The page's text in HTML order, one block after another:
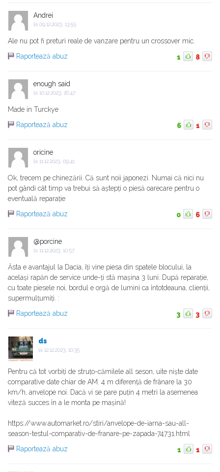
Andrei
la 09.12.2023, 13:55
Ale nu pot fi preturi reale de vanzare pentru un crossover mic.
Raportează abuz
1 8
enough said
la 10.12.2023, 16:47
Made in Turckye
Raportează abuz
6 1
oricine
la 11.12.2023, 09:41
Ok, trecem pe chinezării. Că sunt noii japonezi. Numai că nici nu
pot gândi cât timp va trebui să aștepți o piesă oarecare pentru o
eventuală reparație
Raportează abuz
0 6
@porcine
la 11.12.2023, 10:57
Ăsta e avantajul la Dacia, îți vine piesa din spatele blocului, la
același rapăn de service unde-ți stă mașina 3 luni. După reparație,
cu toate piesele noi, bordul e orgă de lumini ca întotdeauna, clienții,
supermulțumiți. :
Raportează abuz
3 3
ds
la 12.12.2023, 10:35
Pentru că tot vorbiți de struțo-cămilele all seson, uite niște date
comparative date chiar de AM. 4 m diferență de frânare la 30
km/h, anvelope noi. Dacă vi se pare puțin 4 metri la asemenea
viteză succes în a le monta pe mașină!
https://www.automarket.ro/stiri/anvelope-de-iarna-sau-all-
season-testul-comparativ-de-franare-pe-zapada-74731.html
Raportează abuz
1 1